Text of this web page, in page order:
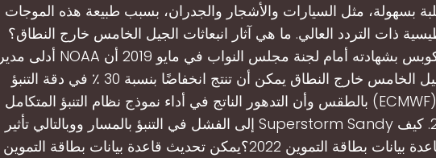
بسهولة، مثل السيارات والأشجار والجدران، بسبب طبيعة هذه الموجات
ذات التردد العالي. ما هي آثار انبعاثات الجيل الخامس خارج النطاق؟
أدلى مدير NOAA بالإنابة نيل جاكوبس بشهادته أمام لجنة مجلس النواب في مايو 2019 أن
انبعاثات الجيل الخامس خارج النطاق يمكن أن تنتج انخفاضًا بنسبة 30 ٪ في دقة التنبؤ
بالطقس وأن التدهور الناتج في أداء نموذج نظام التنبؤ المتكامل (ECMWF) كان سيؤدي
إلى الفشل في التنبؤ بالمسار ووبالتالي تأثير Superstorm Sandy في عام 2012. كيف
يتم تحديث قاعدة بيانات بطاقة التموين 2022؟يمكن تحديث قاعدة بيانات بطاقة التموين